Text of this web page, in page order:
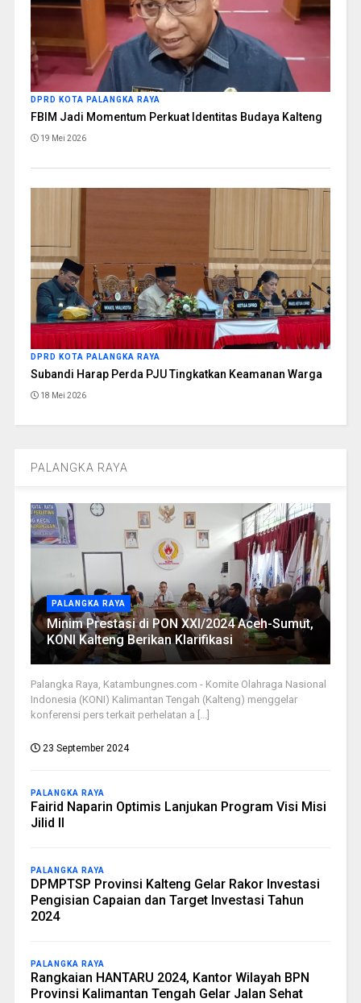
DPRD KOTA PALANGKA RAYA
FBIM Jadi Momentum Perkuat Identitas Budaya Kalteng
19 Mei 2026
DPRD KOTA PALANGKA RAYA
Subandi Harap Perda PJU Tingkatkan Keamanan Warga
18 Mei 2026
PALANGKA RAYA
PALANGKA RAYA
Minim Prestasi di PON XXI/2024 Aceh-Sumut,
KONI Kalteng Berikan Klarifikasi
Palangka Raya, Katambungnes.com - Komite Olahraga Nasional
Indonesia (KONI) Kalimantan Tengah (Kalteng) menggelar
konferensi pers terkait perhelatan a [...]
23 September 2024
PALANGKA RAYA
Fairid Naparin Optimis Lanjukan Program Visi Misi
Jilid II
PALANGKA RAYA
DPMPTSP Provinsi Kalteng Gelar Rakor Investasi
Pengisian Capaian dan Target Investasi Tahun
2024
PALANGKA RAYA
Rangkaian HANTARU 2024, Kantor Wilayah BPN
Provinsi Kalimantan Tengah Gelar Jalan Sehat